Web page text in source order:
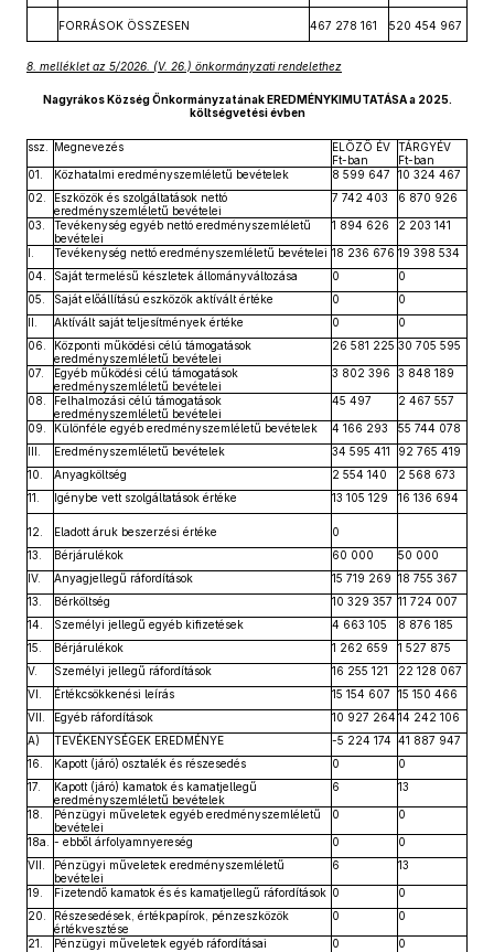
FORRÁSOK ÖSSZESEN 467 278 161 520 454 967
8. melléklet az 5/2026. (V. 26.) önkormányzati rendelethez
Nagyrákos Község Önkormányzatának EREDMÉNYKIMUTATÁSA a 2025.
költségvetési évben
ssz. Megnevezés
ELŐZŐ ÉV
Ft-ban
TÁRGYÉV
Ft-ban
01.
Közhatalmi eredményszemléletű bevételek 8 599 647
10 324 467
02.
Eszközök és szolgáltatások nettó
eredményszemléletű bevételei
7 742 403 6 870 926
03.
Tevékenység egyéb nettó eredményszemléletű
bevételei
1 894 626 2 203 141
I. Tevékenység nettó eredményszemléletű bevételei 18 236 676 19 398 534
04.
Saját termelésű készletek állományváltozása 0
0
05.
Saját előállítású eszközök aktívált értéke 0
0
II.
Aktívált saját teljesítmények értéke 0
0
06.
Központi működési célú támogatások
eredményszemléletű bevételei
26 581 225 30 705 595
07.
Egyéb működési célú támogatások
eredményszemléletű bevételei
3 802 396 3 848 189
08.
Felhalmozási célú támogatások
eredményszemléletű bevételei
45 497 2 467 557
09. Különféle egyéb eredményszemléletű bevételek 4 166 293
55 744 078
III.
Eredményszemléletű bevételek 34 595 411
92 765 419
10.
Anyagköltség 2 554 140
2 568 673
11.
Igénybe vett szolgáltatások értéke 13 105 129 16 136 694
12. Eladott áruk beszerzési értéke
0
13.
Bérjárulékok 60 000
50 000
IV.
Anyagjellegű ráfordítások 15 719 269 18 755 367
13.
Bérköltség 10 329 357 11 724 007
14.
Személyi jellegű egyéb kifizetések 4 663 105
8 876 185
15.
Bérjárulékok 1 262 659
1 527 875
V.
Személyi jellegű ráfordítások 16 255 121
22 128 067
VI.
Értékcsökkenési leírás 15 154 607
15 150 466
VII.
Egyéb ráfordítások 10 927 264 14 242 106
A)
TEVÉKENYSÉGEK EREDMÉNYE -5 224 174 41 887 947
16.
Kapott (járó) osztalék és részesedés 0
0
17.
Kapott (járó) kamatok és kamatjellegű
eredményszemléletű bevételek
6 13
18.
Pénzügyi műveletek egyéb eredményszemléletű
bevételei
0 0
18a. - ebből árfolyamnyereség 0
0
VII.
Pénzügyi műveletek eredményszemléletű
bevételei
6 13
19. Fizetendő kamatok és és kamatjellegű ráfordítások 0
0
20.
Részesedések, értékpapírok, pénzeszközök
értékvesztése
0 0
21. Pénzügyi műveletek egyéb ráfordításai 0
0